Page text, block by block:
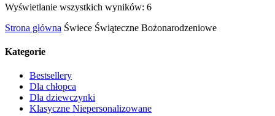
Wyświetlanie wszystkich wyników: 6Posortowane
popularności
Strona główna Świece Świąteczne Bożonarodzeniowe
Kategorie
Bestsellery
Dla chłopca
Dla dziewczynki
Klasyczne Niepersonalizowane